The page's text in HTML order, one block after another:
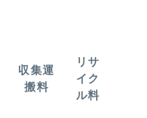
収集運
搬料
リサ
イク
ル料